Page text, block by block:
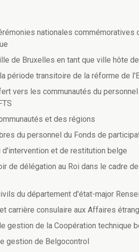
nationales commémoratives
de Bruxelles en tant que ville hôte
période transitoire de la réforme de
vers les communautés du
et des régions
du personnel du Fonds de
d'intervention et de restitution belge
de délégation au Roi dans le cadre
du département d'état-major
carrière consulaire aux Affaires
gestion de la Coopération technique
gestion de Belgocontrol